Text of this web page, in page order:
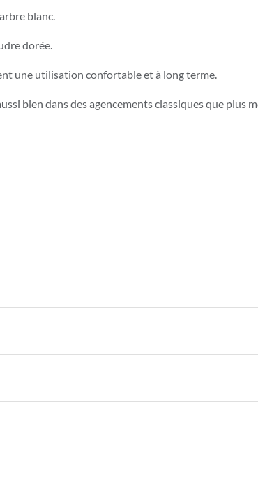
blanc.
dorée.
une utilisation confortable et à long terme.
bien dans des agencements classiques que